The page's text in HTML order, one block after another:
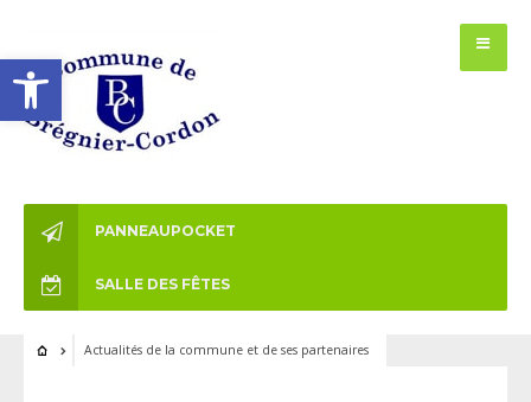
Ouvrir la barre d’outils
PANNEAUPOCKET
SALLE DES FÊTES
Actualités de la commune et de ses partenaires